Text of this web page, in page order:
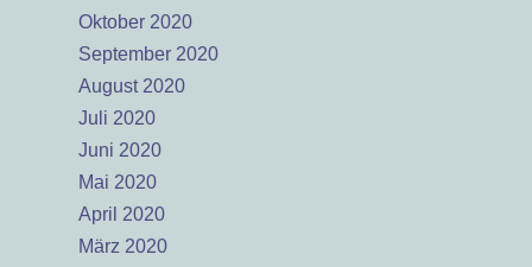
Oktober 2020
September 2020
August 2020
Juli 2020
Juni 2020
Mai 2020
April 2020
März 2020